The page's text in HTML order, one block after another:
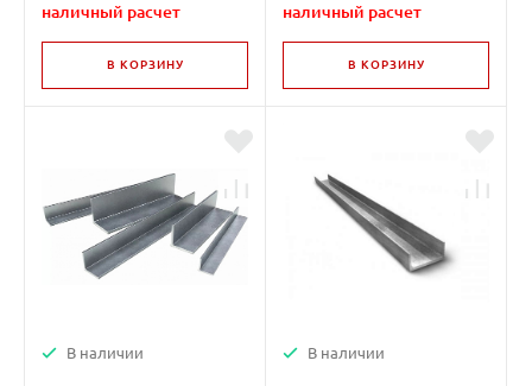
наличный расчет
В КОРЗИНУ
наличный расчет
В КОРЗИНУ
В наличии В наличии